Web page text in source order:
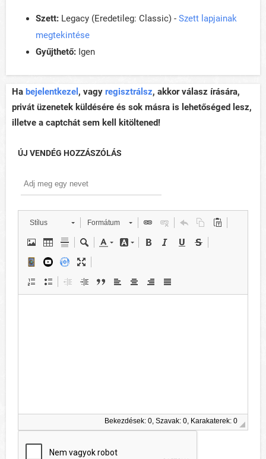
Szett: Legacy (Eredetileg: Classic) - Szett lapjainak
megtekintése
Gyűjthető: Igen
Ha bejelentkezel , vagy regisztrálsz, akkor válasz írására,
privát üzenetek küldésére és sok másra is lehetőséged lesz,
illetve a captchát sem kell kitöltened!
ÚJ VENDÉG HOZZÁSZÓLÁS
Stílus Formátum
Bekezdések: 0, Szavak: 0, Karakaterek: 0